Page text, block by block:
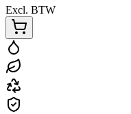
Excl. BTW